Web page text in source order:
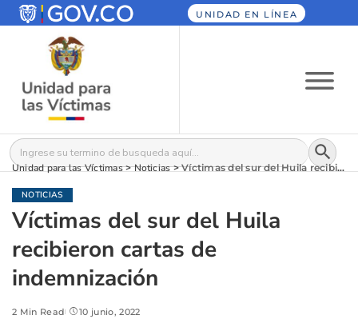
UNIDAD EN LÍNEA
Buscar: Botón
Unidad para las Víctimas>Noticias>Víctimas del sur del Huila recibieron cartas de indemnización
NOTICIAS
Víctimas del sur del Huila
recibieron cartas de
indemnización
2 Min Read 10 junio, 2022